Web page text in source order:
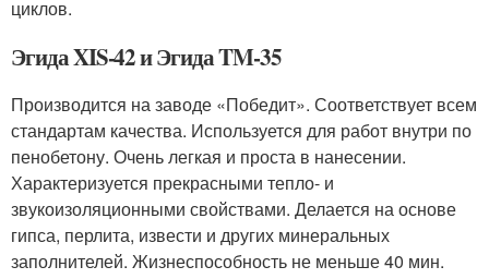
циклов.
Эгида XIS-42 и Эгида TM-35
Производится на заводе «Победит». Соответствует всем
стандартам качества. Используется для работ внутри по
пенобетону. Очень легкая и проста в нанесении.
Характеризуется прекрасными тепло- и
звукоизоляционными свойствами. Делается на основе
гипса, перлита, извести и других минеральных
заполнителей. Жизнеспособность не меньше 40 мин.